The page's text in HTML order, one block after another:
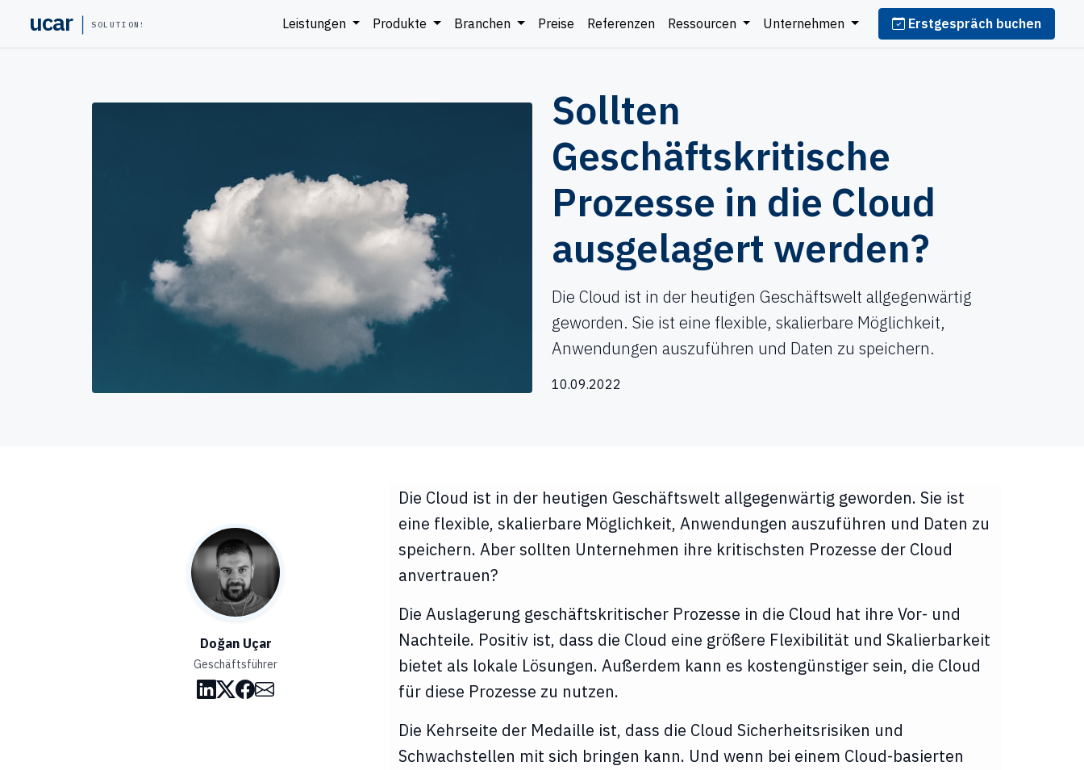
ucar SOLUTIONS Leistungen Produkte Branchen Preise Referenzen Ressourcen Unternehmen Erstgespräch buchen
Sollten
Geschäftskritische
Prozesse in die Cloud
ausgelagert werden?
Die Cloud ist in der heutigen Geschäftswelt allgegenwärtig
geworden. Sie ist eine flexible, skalierbare Möglichkeit,
Anwendungen auszuführen und Daten zu speichern.
10.09.2022
Doğan Uçar
Geschäftsführer
Die Cloud ist in der heutigen Geschäftswelt allgegenwärtig geworden. Sie ist
eine flexible, skalierbare Möglichkeit, Anwendungen auszuführen und Daten zu
speichern. Aber sollten Unternehmen ihre kritischsten Prozesse der Cloud
anvertrauen?
Die Auslagerung geschäftskritischer Prozesse in die Cloud hat ihre Vor- und
Nachteile. Positiv ist, dass die Cloud eine größere Flexibilität und Skalierbarkeit
bietet als lokale Lösungen. Außerdem kann es kostengünstiger sein, die Cloud
für diese Prozesse zu nutzen.
Die Kehrseite der Medaille ist, dass die Cloud Sicherheitsrisiken und
Schwachstellen mit sich bringen kann. Und wenn bei einem Cloud-basierten